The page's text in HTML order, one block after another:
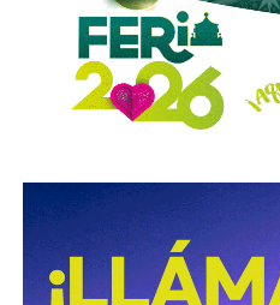
con el propósito de evitar
obligaciones alimentarias.
Para estas conductas se
meses a tres años de prisión,
Medida y Actualización (UMA).
La iniciativa fue turnada a la
para su análisis y dictamen